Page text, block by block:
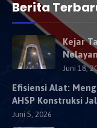
Berita
Kejar
Juni 18,
Efisiensi Alat:
AHSP Konstruksi
Juni 5, 2026